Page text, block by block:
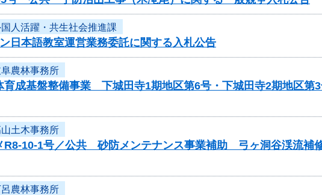
人活躍・共生社会推進課
日本語教室運営業務委託に関する入札公告
農林事務所
育成基盤整備事業 下城田寺1期地区第6号・下城田寺2期地区第
土木事務所
R8-10-1号／公共 砂防メンテナンス事業補助 弓ヶ洞谷渓流補
農林事務所